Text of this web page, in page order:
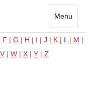
Menu
Toggle
F | G | H | I | J | K | L | M |
V | W | X | Y | Z